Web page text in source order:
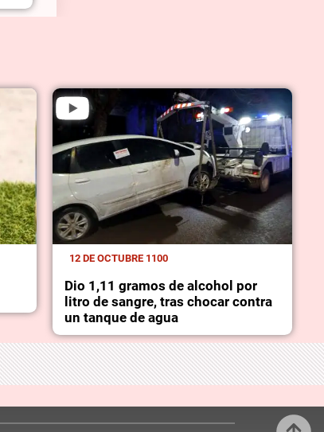
12 DE OCTUBRE 1100
Dio 1,11 gramos de alcohol por
litro de sangre, tras chocar contra
un tanque de agua